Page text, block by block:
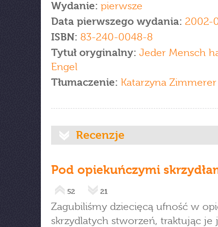
Wydanie: pierwsze
Data pierwszego wydania: 2002-
ISBN: 83-240-0048-8
Tytuł oryginalny: Jeder Mensch
Engel
Tłumaczenie: Katarzyna Zimmerer
Recenzje
Pod opiekuńczymi
52 21
Zagubiliśmy dziecięcą ufność w
skrzydlatych stworzeń, traktując je